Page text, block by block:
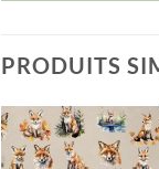
PRODUITS